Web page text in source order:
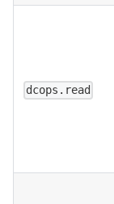
dcops.read